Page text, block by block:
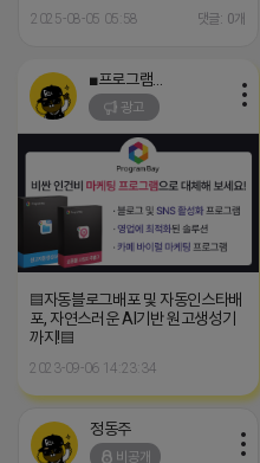
2025-08-05 05:58 댓글: 0개
광고
▤자동블로그배포 및 자동인스타배
포, 자연스러운 AI기반 원고생성기
까지!▤
2023-09-06 14:23:34
정동주
비공개